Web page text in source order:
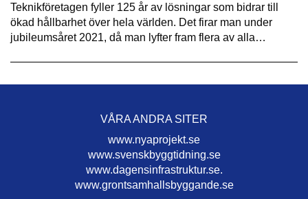
Teknikföretagen fyller 125 år av lösningar som bidrar till
ökad hållbarhet över hela världen. Det firar man under
jubileumsåret 2021, då man lyfter fram flera av alla…
VÅRA ANDRA SITER
www.nyaprojekt.se
www.svenskbyggtidning.se
www.dagensinfrastruktur.se.
www.grontsamhallsbyggande.se